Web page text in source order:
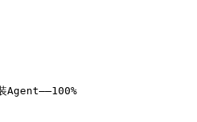
Agent——100%